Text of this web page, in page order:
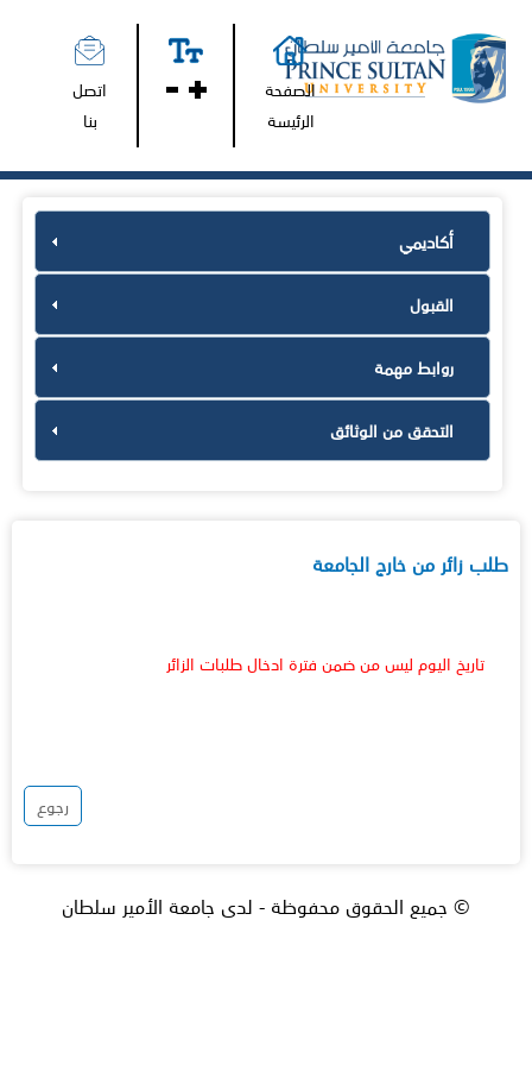
الصفحة
الرئيسة
اتصل
بنا
أكاديمي
القبول
روابط مهمة
التحقق من الوثائق
طلب زائر من خارج الجامعة
تاريخ اليوم ليس من ضمن فترة ادخال طلبات الزائر
رجوع
© جميع الحقوق محفوظة - لدى جامعة الأمير سلطان